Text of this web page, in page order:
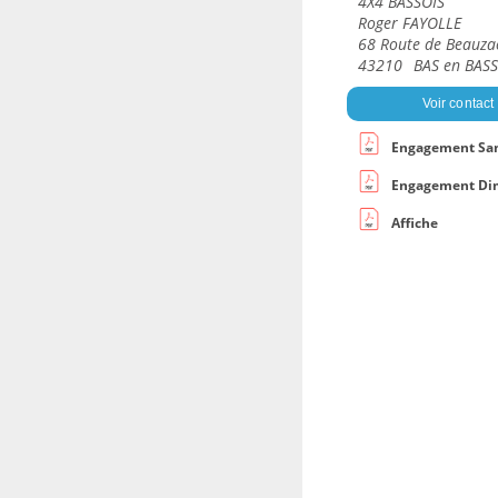
Roger FAYOLLE
68 Route de
43210 BAS en
Voir contact
Engagement
Engagement
Affiche